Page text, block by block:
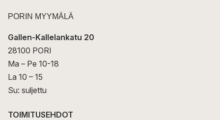
PORIN MYYMÄLÄ
Gallen-Kallelankatu 20
28100 PORI
Ma – Pe 10-18
La 10 – 15
Su: suljettu
TOIMITUSEHDOT